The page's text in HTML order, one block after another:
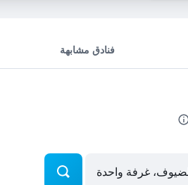
فنادق مشابهة